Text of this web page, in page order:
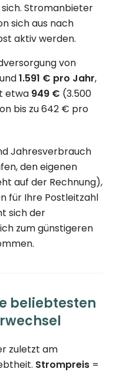
Stromanbieter
sich aus nach
aktiv werden.
von
1.591 € pro Jahr,
etwa 949 € (3.500
bis zu 642 € pro
Jahresverbrauch
den eigenen
auf der Rechnung),
für Ihre Postleitzahl
sich der
zum günstigeren
beliebtesten
zuletzt am
Strompreis =